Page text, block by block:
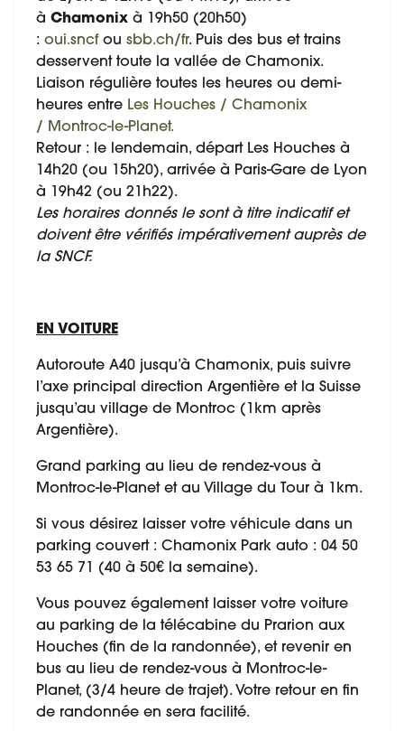
à Chamonix à 19h50 (20h50)
: oui.sncfou sbb.ch/fr. Puis des bus et trains
desservent toute la vallée de Chamonix.
Liaison régulière toutes les heures ou demi-
heures entre Les Houches / Chamonix
/ Montroc-le-Planet.
Retour : le lendemain, départ Les Houches à
14h20 (ou 15h20), arrivée à Paris-Gare de Lyon
à 19h42 (ou 21h22).
Les horaires donnés le sont à titre indicatif et
doivent être vérifiés impérativement auprès de
la SNCF.
EN VOITURE
Autoroute A40 jusqu’à Chamonix, puis suivre
l’axe principal direction Argentière et la Suisse
jusqu’au village de Montroc (1km après
Argentière).
Grand parking au lieu de rendez-vous à
Montroc-le-Planet et au Village du Tour à 1km.
Si vous désirez laisser votre véhicule dans un
parking couvert : Chamonix Park auto : 04 50
53 65 71 (40 à 50€ la semaine).
Vous pouvez également laisser votre voiture
au parking de la télécabine du Prarion aux
Houches (fin de la randonnée), et revenir en
bus au lieu de rendez-vous à Montroc-le-
Planet, (3/4 heure de trajet). Votre retour en fin
de randonnée en sera facilité.